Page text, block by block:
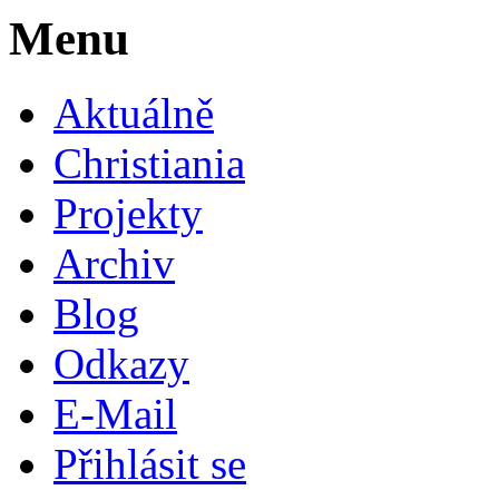
Menu
Aktuálně
Christiania
Projekty
Archiv
Blog
Odkazy
E-Mail
Přihlásit se